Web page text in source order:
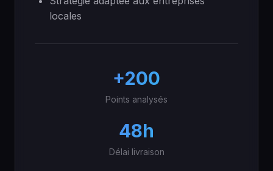
locales
+200
Points analysés
48h
Délai livraison